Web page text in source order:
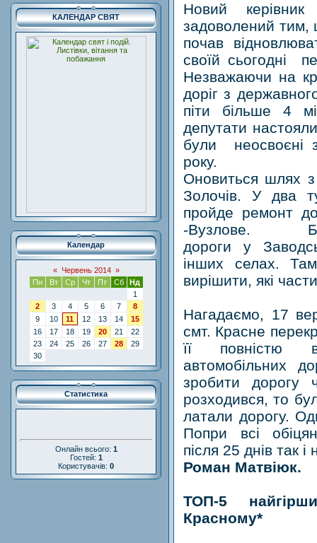
КАЛЕНДАР СВЯТ
Календар
« Червень 2014 »
Пн
Вт Ср Чт Пт Сб
Нд
1
2
3 4 5 6 7
8
9
10 11 12 13 14
15
16
17 18 19 20 21
22
23
24 25 26 27 28
29
30
Статистика
Онлайн всього: 1
Гостей: 1
Користувачів: 0
Новий
задоволений тим,
почав
своїй сьогодні
Незважаючи на
доріг з
піти більше 4
депутати
були неосвоєні
року.
Оновиться шлях з
Золочів. У два
пройде ремонт
-Вузлове.
дороги у
інших селах.
вирішити, які
Нагадаємо, 17
смт. Красне
її повністю
автомобільних
зробити дорогу
розходився, то
латали дорогу.
Попри всі
після 25 днів так
Роман Матвіюк.
ТОП-5
Красному*